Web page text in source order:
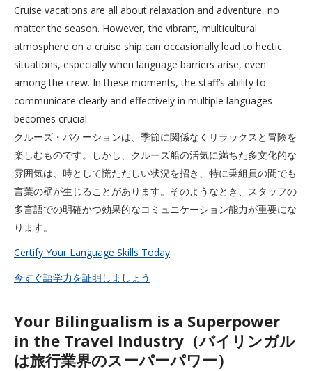
Cruise vacations are all about relaxation and adventure, no
matter the season. However, the vibrant, multicultural
atmosphere on a cruise ship can occasionally lead to hectic
situations, especially when language barriers arise, even
among the crew. In these moments, the staff’s ability to
communicate clearly and effectively in multiple languages
becomes crucial.
クルーズ・バケーションは、季節に関係なくリラックスと冒険を
楽しむものです。しかし、クルーズ船の活気に満ちた多文化的な
雰囲気は、時として慌ただしい状況を招き、特に乗組員の間でも
言葉の壁が生じることがあります。そのようなとき、スタッフの
多言語での明確かつ効果的なコミュニケーション能力が重要にな
ります。
Certify Your Language Skills Today
今すぐ語学力を証明しましょう
Your Bilingualism is a Superpower
in the Travel Industry（バイリンガル
は旅行業界のスーパーパワー）